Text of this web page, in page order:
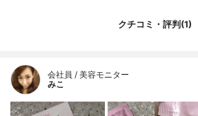
(羊毛)、ハマナ葉
ミド、水溶性コラ
酸/ミリスチン酸/
クチコミ・評判(1)
会社員 / 美容モニター
みこ